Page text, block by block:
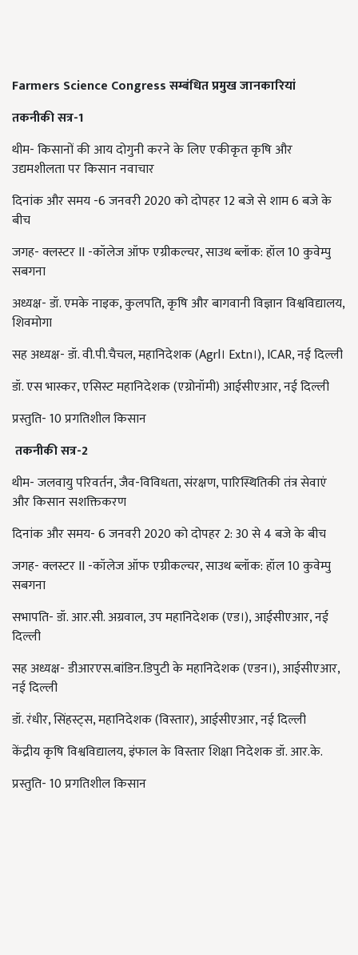
Farmers Science Congressसम्बंधित प्रमुख जानकारियां
तकनीकी सत्र-1
थीम- किसानों की आय दोगुनी करने के लिए एकीकृत कृषि और
उद्यमशीलता पर किसान नवाचार
दिनांक और समय -6 जनवरी 2020 को दोपहर 12 बजे से शाम 6 बजे के
बीच
जगह- क्लस्टर II -कॉलेज ऑफ एग्रीकल्चर, साउथ ब्लॉक: हॉल 10 कुवेम्पु
सबगना
अध्यक्ष- डॉ. एमके नाइक, कुलपति, कृषि और बागवानी विज्ञान विश्वविद्यालय,
शिवमोगा
सह अध्यक्ष- डॉ. वी.पी.चैचल, महानिदेशक (Agrl। Extn।), ICAR, नई दिल्ली
डॉ. एस भास्कर, एसिस्ट महानिदेशक (एग्रोनॉमी) आईसीएआर, नई दिल्ली
प्रस्तुति- 10 प्रगतिशील किसान
तकनीकी सत्र-2
थीम- जलवायु परिवर्तन, जैव-विविधता, संरक्षण, पारिस्थितिकी तंत्र सेवाएं
और किसान सशक्तिकरण
दिनांक और समय- 6 जनवरी 2020 को दोपहर 2: 30 से 4 बजे के बीच
जगह- क्लस्टर II -कॉलेज ऑफ एग्रीकल्चर, साउथ ब्लॉक: हॉल 10 कुवेम्पु
सबगना
सभापति- डॉ. आर.सी. अग्रवाल, उप महानिदेशक (एड।), आईसीएआर, नई
दिल्ली
सह अध्यक्ष- डीआरएस.बांडिन.डिपुटी के महानिदेशक (एडन।), आईसीएआर,
नई दिल्ली
डॉ. रंधीर, सिंहस्ट्स, महानिदेशक (विस्तार), आईसीएआर, नई दिल्ली
केंद्रीय कृषि विश्वविद्यालय, इंफाल के विस्तार शिक्षा निदेशक डॉ. आर.के.
प्रस्तुति- 10 प्रगतिशील किसान